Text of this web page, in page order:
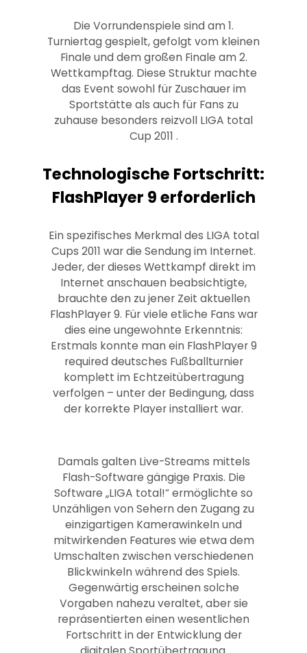
Die Vorrundenspiele sind am 1.
Turniertag gespielt, gefolgt vom kleinen
Finale und dem großen Finale am 2.
Wettkampftag. Diese Struktur machte
das Event sowohl für Zuschauer im
Sportstätte als auch für Fans zu
zuhause besonders reizvoll LIGA total
Cup 2011 .
Technologische Fortschritt:
FlashPlayer 9 erforderlich
Ein spezifisches Merkmal des LIGA total
Cups 2011 war die Sendung im Internet.
Jeder, der dieses Wettkampf direkt im
Internet anschauen beabsichtigte,
brauchte den zu jener Zeit aktuellen
FlashPlayer 9. Für viele etliche Fans war
dies eine ungewohnte Erkenntnis:
Erstmals konnte man ein FlashPlayer 9
required deutsches Fußballturnier
komplett im Echtzeitübertragung
verfolgen – unter der Bedingung, dass
der korrekte Player installiert war.
Damals galten Live-Streams mittels
Flash-Software gängige Praxis. Die
Software „LIGA total!“ ermöglichte so
Unzähligen von Sehern den Zugang zu
einzigartigen Kamerawinkeln und
mitwirkenden Features wie etwa dem
Umschalten zwischen verschiedenen
Blickwinkeln während des Spiels.
Gegenwärtig erscheinen solche
Vorgaben nahezu veraltet, aber sie
repräsentierten einen wesentlichen
Fortschritt in der Entwicklung der